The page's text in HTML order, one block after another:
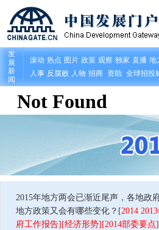
2015年地方两会已渐近尾声，各地政
地方政策又会有哪些变化？[2014
府工作报告][经济形势][2014部委要点]